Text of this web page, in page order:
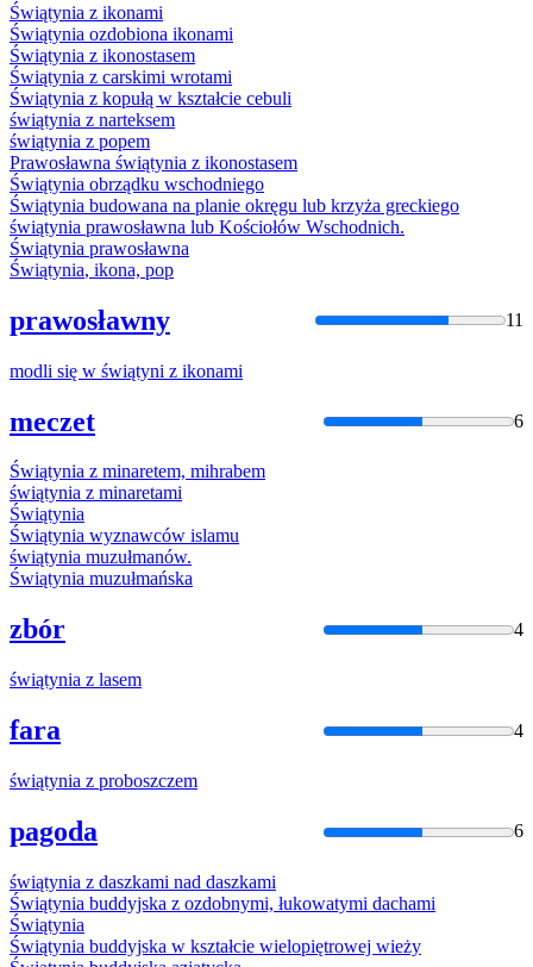
Świątynia z ikonami
Świątynia ozdobiona ikonami
Świątynia z ikonostasem
Świątynia z carskimi wrotami
Świątynia z kopułą w kształcie cebuli
świątynia z narteksem
świątynia z popem
Prawosławna świątynia z ikonostasem
Świątynia obrządku wschodniego
Świątynia budowana na planie okręgu lub krzyża greckiego
świątynia prawosławna lub Kościołów Wschodnich.
Świątynia prawosławna
Świątynia, ikona, pop
prawosławny 11
modli się w świątyni z ikonami
meczet 6
Świątynia z minaretem, mihrabem
świątynia z minaretami
Świątynia
Świątynia wyznawców islamu
świątynia muzułmanów.
Świątynia muzułmańska
zbór 4
świątynia z lasem
fara 4
świątynia z proboszczem
pagoda 6
świątynia z daszkami nad daszkami
Świątynia buddyjska z ozdobnymi, łukowatymi dachami
Świątynia
Świątynia buddyjska w kształcie wielopiętrowej wieży